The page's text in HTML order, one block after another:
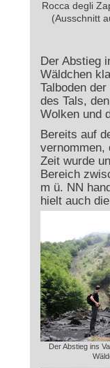
Rocca degli
(Ausschnitt
Der Abstieg
Wäldchen
Talboden
des Tals,
Wolken und
Bereits auf
vernommen,
Zeit wurde
Bereich
m ü. NN
hielt auch
Der Abstieg ins